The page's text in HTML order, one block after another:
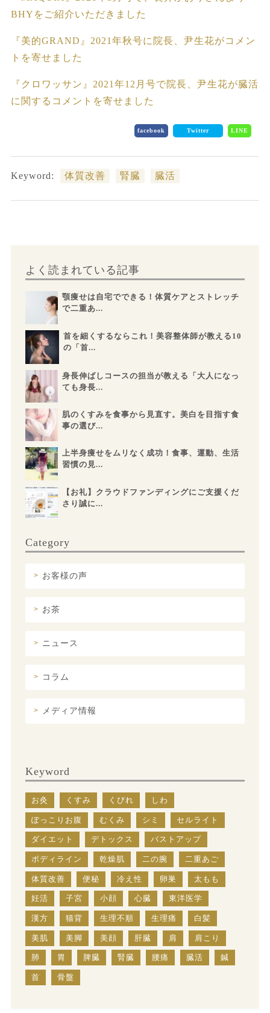
BHYをご紹介いただきました
『美的GRAND』2021年秋号に院長、尹生花がコメン
トを寄せました
『クロワッサン』2021年12月号で院長、尹生花が臓活
に関するコメントを寄せました
facebook Twitter LINE
Keyword: 体質改善 腎臓 臓活
よく読まれている記事
顎痩せは自宅でできる！体質ケアとストレッチ
で二重あ...
首を細くするならこれ！美容整体師が教える10
の「首...
身長伸ばしコースの担当が教える「大人になっ
ても身長...
肌のくすみを食事から見直す。美白を目指す食
事の選び...
上半身痩せをムリなく成功！食事、運動、生活
習慣の見...
【お礼】クラウドファンディングにご支援くだ
さり誠に...
Category
お客様の声
お茶
ニュース
コラム
メディア情報
Keyword
お灸 くすみ くびれ しわ
ぽっこりお腹 むくみ シミ セルライト
ダイエット デトックス バストアップ
ボディライン 乾燥肌 二の腕 二重あご
体質改善 便秘 冷え性 卵巣 太もも
妊活 子宮 小顔 心臓 東洋医学
漢方 猫背 生理不順 生理痛 白髪
美肌 美脚 美顔 肝臓 肩 肩こり
肺 胃 脾臓 腎臓 腰痛 臓活 鍼
首 骨盤